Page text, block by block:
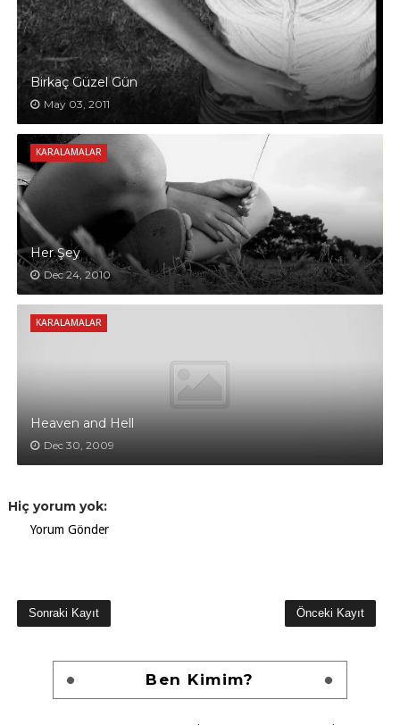
Birkaç Güzel Gün
May 03, 2011
KARALAMALAR
Her Şey
Dec 24, 2010
KARALAMALAR
Heaven and Hell
Dec 30, 2009
Hiç yorum yok:
Yorum Gönder
Sonraki Kayıt Önceki Kayıt
Ben Kimim?